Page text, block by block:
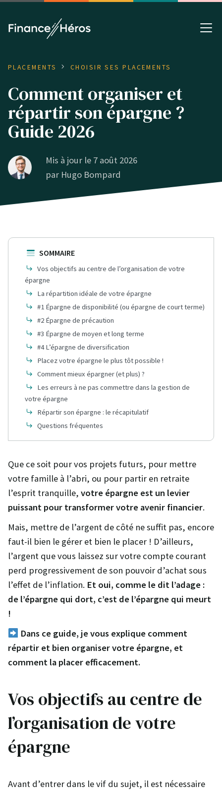
PLACEMENTS CHOISIR SES PLACEMENTS
Comment organiser et
répartir son épargne ?
Guide 2026
Mis à jour le 7 août 2026
par Hugo Bompard
SOMMAIRE
Vos objectifs au centre de l’organisation de votre
épargne
La répartition idéale de votre épargne
#1 Épargne de disponibilité (ou épargne de court terme)
#2 Épargne de précaution
#3 Épargne de moyen et long terme
#4 L’épargne de diversification
Placez votre épargne le plus tôt possible !
Comment mieux épargner (et plus) ?
Les erreurs à ne pas commettre dans la gestion de
votre épargne
Répartir son épargne : le récapitulatif
Questions fréquentes
Que ce soit pour vos projets futurs, pour mettre
votre famille à l’abri, ou pour partir en retraite
l’esprit tranquille, votre épargne est un levier
puissant pour transformer votre avenir financier.
Mais, mettre de l’argent de côté ne suffit pas, encore
faut-il bien le gérer et bien le placer ! D’ailleurs,
l’argent que vous laissez sur votre compte courant
perd progressivement de son pouvoir d’achat sous
l’effet de l’inflation. Et oui, comme le dit l’adage :
de l’épargne qui dort, c’est de l’épargne qui meurt
!
Dans ce guide, je vous explique comment
répartir et bien organiser votre épargne, et
comment la placer efficacement.
Vos objectifs au centre de
l’organisation de votre
épargne
Avant d’entrer dans le vif du sujet, il est nécessaire